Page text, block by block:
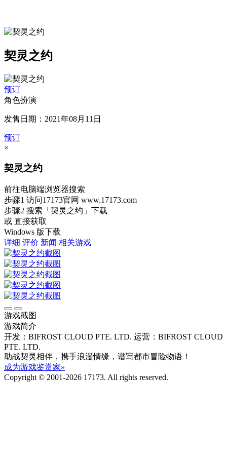
契灵之约
预订
角色扮演
发售日期：2021年08月11日
预订
×
契灵之约
前往电脑端浏览器搜索
步骤1 访问17173官网 www.17173.com
步骤2 搜索 「契灵之约」 下载
或 直接获取
Windows 版下载
详细 评价 新闻 相关游戏
游戏截图
游戏简介
开发：BIFROST CLOUD PTE. LTD. 运营：BIFROST CLOUD
PTE. LTD.
助战契灵相伴，携手浪漫情缘，谱写都市冒险物语！
成为游戏鉴赏家»
Copyright © 2001-2026 17173. All rights reserved.